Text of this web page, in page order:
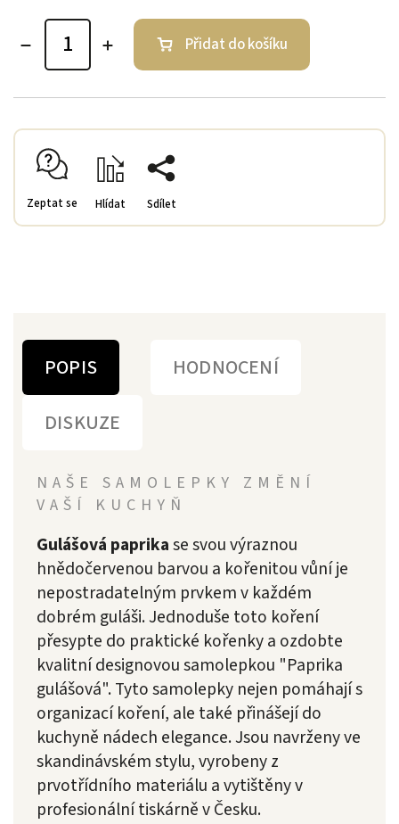
Přidat do košíku
Zeptat se Hlídat Sdílet
POPIS
HODNOCENÍ
DISKUZE
NAŠE SAMOLEPKY ZMĚNÍ
VAŠÍ KUCHYŇ
Gulášová paprikase svou výraznou
hnědočervenou barvou a kořenitou vůní je
nepostradatelným prvkem v každém
dobrém guláši. Jednoduše toto koření
přesypte do praktické kořenky a ozdobte
kvalitní designovou samolepkou "Paprika
gulášová". Tyto samolepky nejen pomáhají s
organizací koření, ale také přinášejí do
kuchyně nádech elegance. Jsou navrženy ve
skandinávském stylu, vyrobeny z
prvotřídního materiálu a vytištěny v
profesionální tiskárně v Česku.